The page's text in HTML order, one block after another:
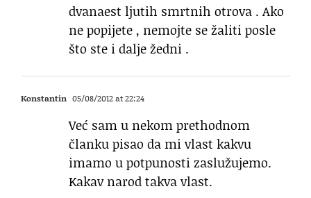
dvanaest ljutih smrtnih otrova . Ako
ne popijete , nemojte se žaliti posle
što ste i dalje žedni .
Konstantin 05/08/2012 at 22:24
Već sam u nekom prethodnom
članku pisao da mi vlast kakvu
imamo u potpunosti zaslužujemo.
Kakav narod takva vlast.